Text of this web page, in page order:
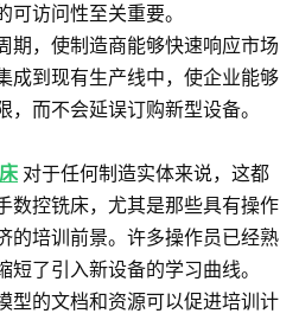
访问性至关重要。
期，使制造商能够快速响应市场
成到现有生产线中，使企业能够
而不会延误订购新型设备。
对于任何制造实体来说，这都
数控铣床，尤其是那些具有操作
的培训前景。许多操作员已经熟
了引入新设备的学习曲线。
型的文档和资源可以促进培训计